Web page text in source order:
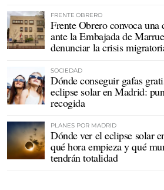
FRENTE OBRERO
Frente Obrero convoca una
ante la Embajada de
denunciar la crisis
SOCIEDAD
Dónde conseguir gafas
eclipse solar en Madrid:
recogida
PLANES POR MADRID
Dónde ver el eclipse solar
qué hora empieza y qué
tendrán totalidad